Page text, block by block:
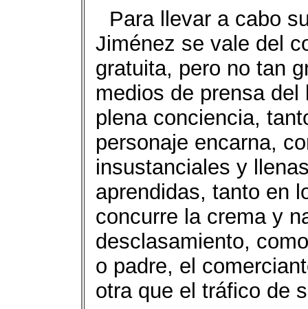
Para llevar a cabo
Jiménez se vale del
gratuita, pero no tan
medios de prensa
plena conciencia,
personaje encarna,
insustanciales y
aprendidas, tanto en
concurre la crema y
desclasamiento,
o padre, el
otra que el tráfico de